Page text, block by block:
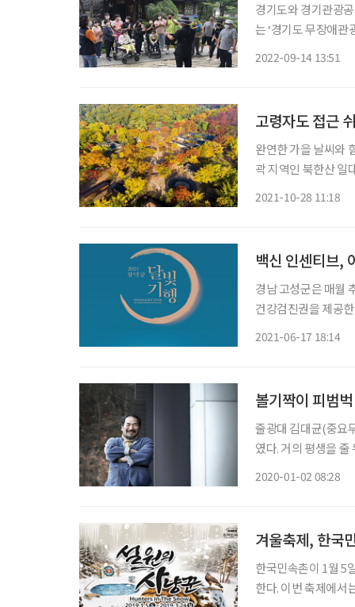
경기도와 경기관광
는 ‘경기도 무장애관광 시범
2022-09-14 13:51
고령자도 접근
완연한 가을 날씨와
곽 지역인 북한산 일
2021-10-28 11:18
백신 인센티브,
경남 고성군은 매월
건강검진권을 제공
2021-06-17 18:14
볼기짝이 피범
줄광대 김대균(중요
였다. 거의 평생을
2020-01-02 08:28
겨울축제, 한국
한국민속촌이 1월 5
한다. 이번 축제에서